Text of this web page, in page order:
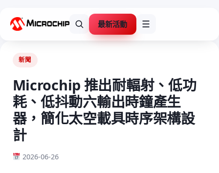
最新活動 ☰
新聞
Microchip 推出耐輻射、低功
耗、低抖動六輸出時鐘產生
器，簡化太空載具時序架構設
計
2026-06-26